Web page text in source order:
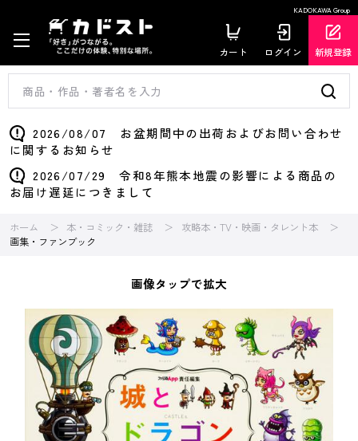
KADOKAWA Group
カート ログイン 新規登録
2026/08/07 お盆期間中の出荷およびお問い合わせ
に関するお知らせ
2026/07/29 令和8年熊本地震の影響による商品の
お届け遅延につきまして
ホーム 本・コミック・雑誌
攻略本・TV・映画・タレント本
画集・ファンブック
画像タップで拡大